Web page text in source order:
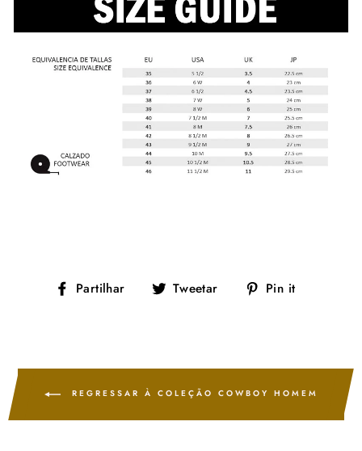
Partilhar
PartilheTweetar
Tuíte Pin it
REGRESSAR À COLEÇÃO COWBOY HOMEM